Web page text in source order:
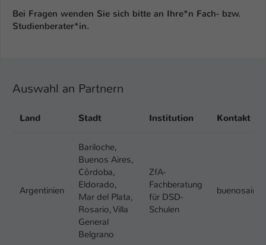
Bei Fragen wenden Sie sich bitte an Ihre*n Fach- bzw.
Studienberater*in.
Auswahl an Partnern
Land Stadt Institution Kontakt
Argentinien
Bariloche,
Buenos Aires,
Córdoba,
Eldorado,
Mar del Plata,
Rosario, Villa
General
Belgrano
ZfA-
Fachberatung
für DSD-
Schulen